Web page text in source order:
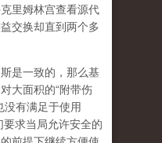
里姆林宫查看源代
交换却直到两个多
是一致的，那么基
大面积的“附带伤
没有满足于使用
求当局允许安全的